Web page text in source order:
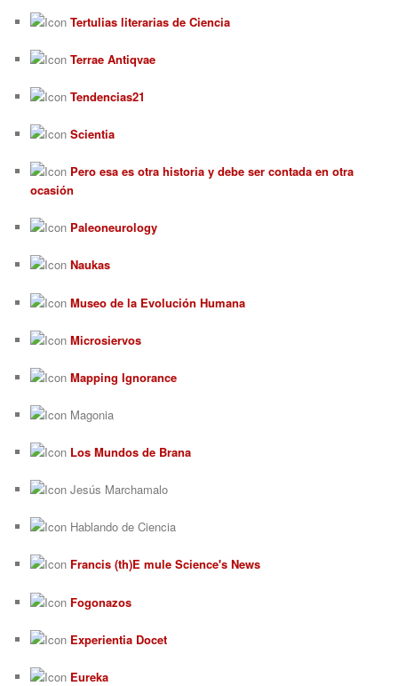
Tertulias literarias de Ciencia
Terrae Antiqvae
Tendencias21
Scientia
Pero esa es otra historia y debe ser contada en otra
ocasión
Paleoneurology
Naukas
Museo de la Evolución Humana
Microsiervos
Mapping Ignorance
Magonia
Los Mundos de Brana
Jesús Marchamalo
Hablando de Ciencia
Francis (th)E mule Science's News
Fogonazos
Experientia Docet
Eureka